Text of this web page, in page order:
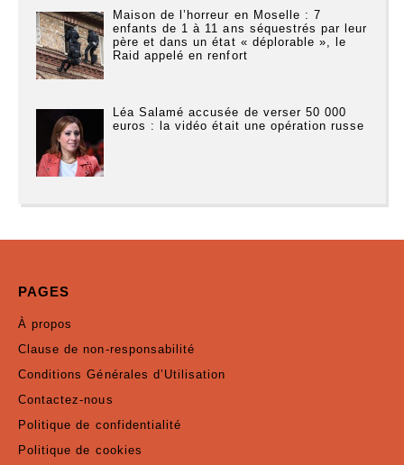
Maison de l’horreur en Moselle : 7
enfants de 1 à 11 ans séquestrés par leur
père et dans un état « déplorable », le
Raid appelé en renfort
Léa Salamé accusée de verser 50 000
euros : la vidéo était une opération russe
PAGES
À propos
Clause de non-responsabilité
Conditions Générales d’Utilisation
Contactez-nous
Politique de confidentialité
Politique de cookies